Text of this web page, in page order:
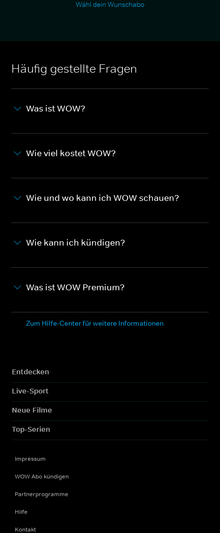
Wähl dein Wunschabo
Häufig gestellte Fragen
Was ist WOW?
Wie viel kostet WOW?
Wie und wo kann ich WOW schauen?
Wie kann ich kündigen?
Was ist WOW Premium?
Zum Hilfe-Center für weitere Informationen
Entdecken
Live-Sport
Neue Filme
Top-Serien
Impressum
WOW Abo kündigen
Partnerprogramme
Hilfe
Kontakt